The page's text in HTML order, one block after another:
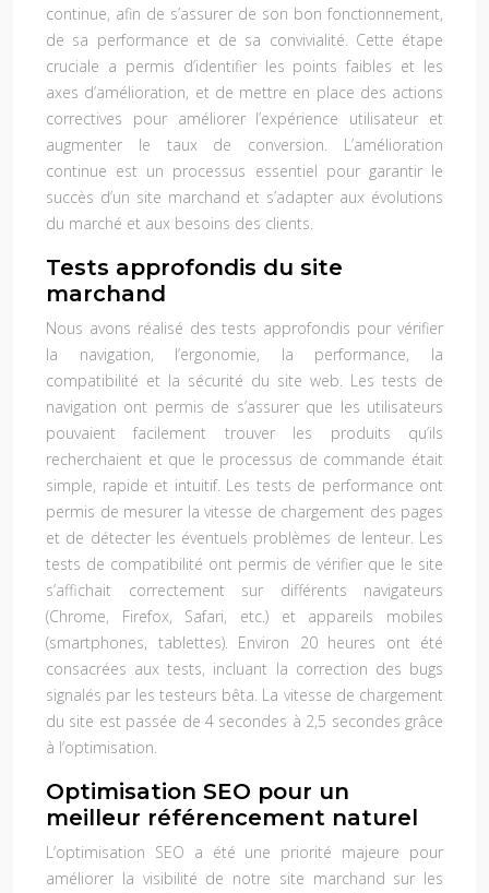
continue, afin de s’assurer de son bon fonctionnement,
de sa performance et de sa convivialité. Cette étape
cruciale a permis d’identifier les points faibles et les
axes d’amélioration, et de mettre en place des actions
correctives pour améliorer l’expérience utilisateur et
augmenter le taux de conversion. L’amélioration
continue est un processus essentiel pour garantir le
succès d’un site marchand et s’adapter aux évolutions
du marché et aux besoins des clients.
Tests approfondis du site
marchand
Nous avons réalisé des tests approfondis pour vérifier
la navigation, l’ergonomie, la performance, la
compatibilité et la sécurité du site web. Les tests de
navigation ont permis de s’assurer que les utilisateurs
pouvaient facilement trouver les produits qu’ils
recherchaient et que le processus de commande était
simple, rapide et intuitif. Les tests de performance ont
permis de mesurer la vitesse de chargement des pages
et de détecter les éventuels problèmes de lenteur. Les
tests de compatibilité ont permis de vérifier que le site
s’affichait correctement sur différents navigateurs
(Chrome, Firefox, Safari, etc.) et appareils mobiles
(smartphones, tablettes). Environ 20 heures ont été
consacrées aux tests, incluant la correction des bugs
signalés par les testeurs bêta. La vitesse de chargement
du site est passée de 4 secondes à 2,5 secondes grâce
à l’optimisation.
Optimisation SEO pour un
meilleur référencement naturel
L’optimisation SEO a été une priorité majeure pour
améliorer la visibilité de notre site marchand sur les